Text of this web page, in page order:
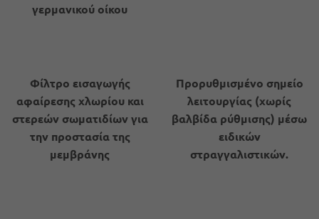
γερμανικού οίκου
Φίλτρο εισαγωγής
αφαίρεσης χλωρίου και
στερεών σωματιδίων για
την προστασία της
μεμβράνης
Προρυθμισμένο σημείο
λειτουργίας (χωρίς
βαλβίδα ρύθμισης) μέσω
ειδικών
στραγγαλιστικών.